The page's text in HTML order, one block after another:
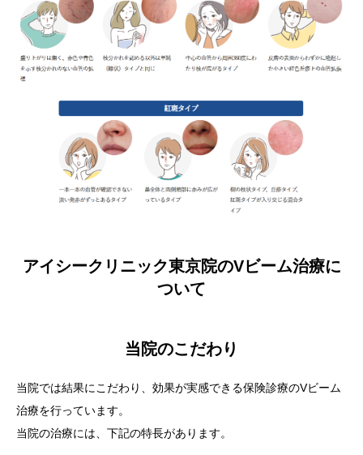
アイシークリニック東京院のVビーム治療に
ついて
当院のこだわり
当院では結果にこだわり、効果が実感できる保険診療のVビーム
治療を行っています。
当院の治療には、下記の特長があります。